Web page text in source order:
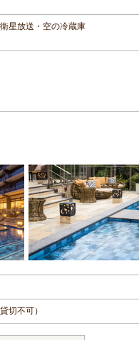
星放送・空の冷蔵庫
切不可）